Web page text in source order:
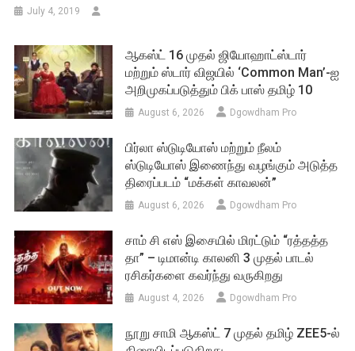
July 4, 2019
ஆகஸ்ட் 16 முதல் ஜியோஹாட்ஸ்டார்
மற்றும் ஸ்டார் விஜயில் ‘Common Man’-ஐ
அறிமுகப்படுத்தும் பிக் பாஸ் தமிழ் 10
August 6, 2026 Dgowdham Pro
பிர்லா ஸ்டுடியோஸ் மற்றும் நீலம்
ஸ்டுடியோஸ் இணைந்து வழங்கும் அடுத்த
திரைப்படம் “மக்கள் காவலன்”
August 6, 2026 Dgowdham Pro
சாம் சி எஸ் இசையில் மிரட்டும் “ரத்தத்த
தா” – டிமான்டி காலனி 3 முதல் பாடல்
ரசிகர்களை கவர்ந்து வருகிறது
August 4, 2026 Dgowdham Pro
நூறு சாமி ஆகஸ்ட் 7 முதல் தமிழ் ZEE5-ல்